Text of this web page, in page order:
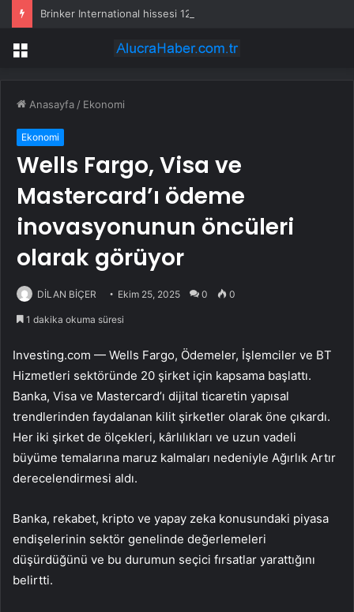
Menü
Anasayfa / Ekonomi
Ekonomi
Wells Fargo, Visa ve
Mastercard’ı ödeme
inovasyonunun öncüleri
olarak görüyor
DİLAN BİÇER Ekim 25, 2025 0 0
1 dakika okuma süresi
Investing.com — Wells Fargo, Ödemeler, İşlemciler ve BT
Hizmetleri sektöründe 20 şirket için kapsama başlattı.
Banka, Visa ve Mastercard’ı dijital ticaretin yapısal
trendlerinden faydalanan kilit şirketler olarak öne çıkardı.
Her iki şirket de ölçekleri, kârlılıkları ve uzun vadeli
büyüme temalarına maruz kalmaları nedeniyle Ağırlık Artır
derecelendirmesi aldı.
Banka, rekabet, kripto ve yapay zeka konusundaki piyasa
endişelerinin sektör genelinde değerlemeleri
düşürdüğünü ve bu durumun seçici fırsatlar yarattığını
belirtti.